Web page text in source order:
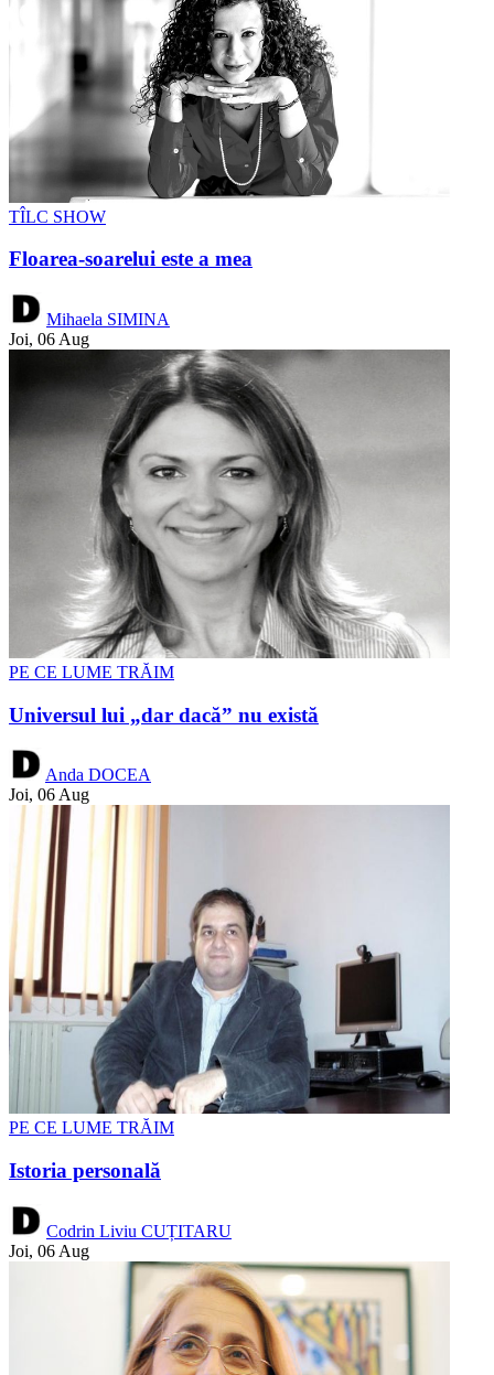
TÎLC SHOW
Floarea-soarelui este a mea
Mihaela SIMINA
Joi, 06 Aug
PE CE LUME TRĂIM
Universul lui „dar dacă” nu există
Anda DOCEA
Joi, 06 Aug
PE CE LUME TRĂIM
Istoria personală
Codrin Liviu CUȚITARU
Joi, 06 Aug